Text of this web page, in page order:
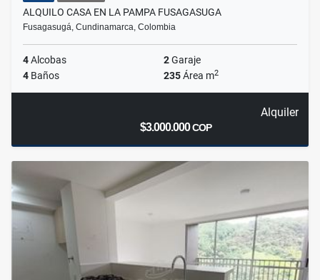
ALQUILO CASA EN LA PAMPA FUSAGASUGA
Fusagasugá, Cundinamarca, Colombia
4Alcobas 2Garaje
4 Baños 235Área m2
Alquiler
$3.000.000COP